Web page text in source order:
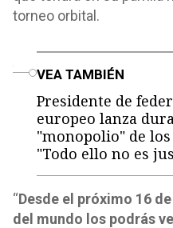
torneo orbital.
VEA TAMBIÉN
Presidente de
europeo lanza
"monopolio" de
"Todo ello no es
“Desde el próximo 16
del mundo los podrás